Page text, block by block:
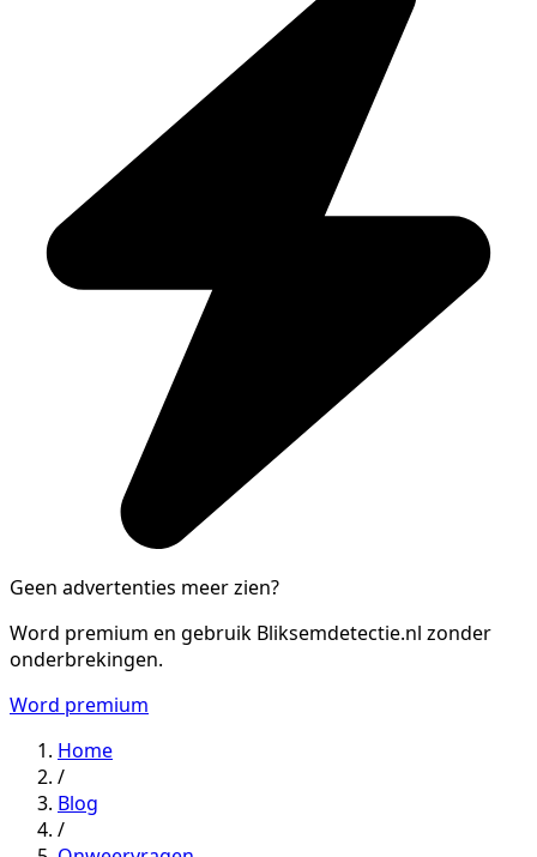
Geen advertenties meer zien?
Word premium en gebruik Bliksemdetectie.nl zonder
onderbrekingen.
Word premium
Home
/
Blog
/